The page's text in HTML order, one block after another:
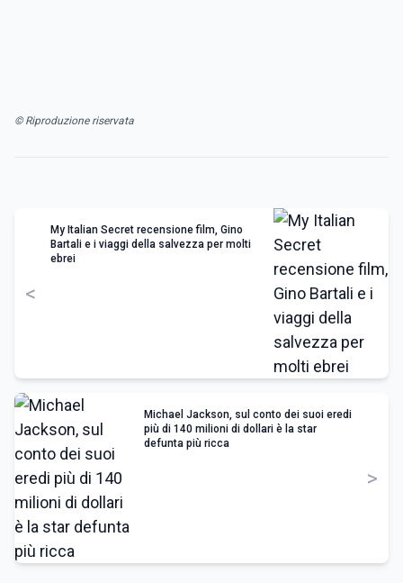
© Riproduzione riservata
<
My Italian Secret recensione film, Gino
Bartali e i viaggi della salvezza per molti
ebrei
Michael Jackson, sul conto dei suoi eredi
più di 140 milioni di dollari è la star
defunta più ricca
>